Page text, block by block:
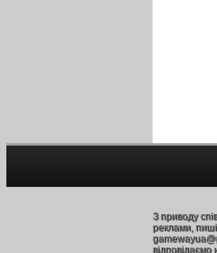
З приводу
реклами,
відповідаємо